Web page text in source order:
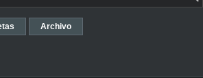
Archivo